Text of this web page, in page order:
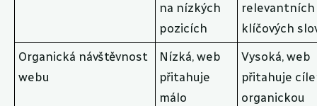
na nízkých
pozicích
relevantních
klíčových
Organická návštěvnost
webu
Nízká, web
přitahuje
málo
Vysoká, web
přitahuje
organickou